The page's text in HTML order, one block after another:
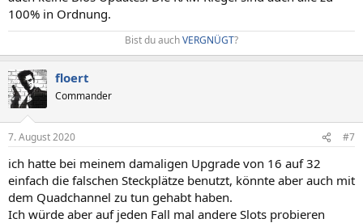
100% in Ordnung.
Bist du auchVERGNÜGT?​
floert
Commander
7. August 2020 #7
ich hatte bei meinem damaligen Upgrade von 16 auf 32
einfach die falschen Steckplätze benutzt, könnte aber auch mit
dem Quadchannel zu tun gehabt haben.
Ich würde aber auf jeden Fall mal andere Slots probieren